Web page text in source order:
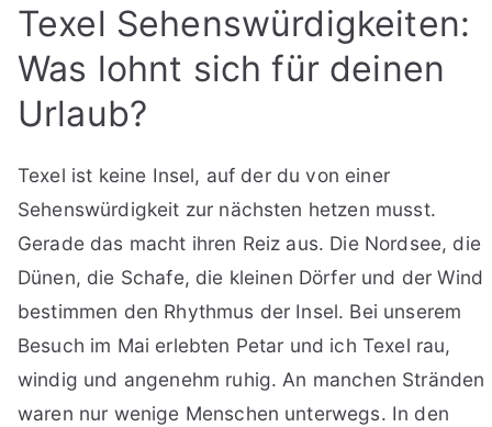
Texel Sehenswürdigkeiten:
Was lohnt sich für deinen
Urlaub?
Texel ist keine Insel, auf der du von einer
Sehenswürdigkeit zur nächsten hetzen musst.
Gerade das macht ihren Reiz aus. Die Nordsee, die
Dünen, die Schafe, die kleinen Dörfer und der Wind
bestimmen den Rhythmus der Insel. Bei unserem
Besuch im Mai erlebten Petar und ich Texel rau,
windig und angenehm ruhig. An manchen Stränden
waren nur wenige Menschen unterwegs. In den